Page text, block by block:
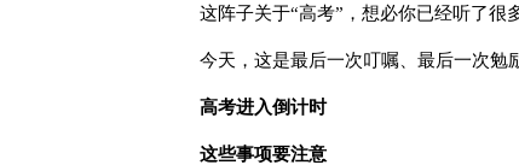
这阵子关于“高考”，想必你已经听了很
今天，这是最后一次叮嘱、最后一次
高考进入倒计时
这些事项要注意